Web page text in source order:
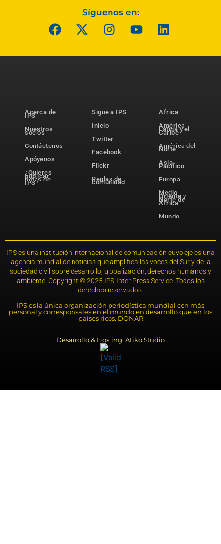
Síguenos en:
Acerca de
IPS
Nuestros
socios
Contáctenos
Apóyenos
¿Quieres
publicar
notas de
IPS?
Sigue a IPS
Inicio
Twitter
Facebook
Flickr
Reglas de
comunidad
África
América
Latina y el
Caribe
América del
Norte
Asia-
Pacífico
Europa
Medio
Oriente y
Norte de
África
Mundo
IPS es una institución internacional de comunicación cuyo eje es una
agencia mundial de noticias que amplifica las voces del Sur y de la
sociedad civil sobre desarrollo, globalización, derechos humanos y
ambiente. Copyright © 2025 IPS-Inter Press Service. Todos los
derechos reservados.
IPS es la única organización periodística mundial con más
personal y corresponsales en el mundo en desarrollo que en los
países ricos. DONAR
Desarrollo & Hosting: Atiko.Studio